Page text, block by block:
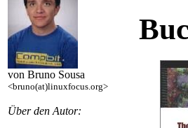
von Bruno Sousa
<bruno(at)linuxfocus.org>
Über den Autor: